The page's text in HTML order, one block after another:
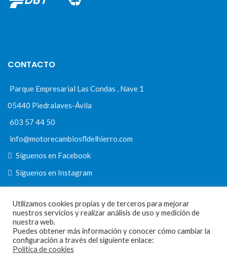
CONTACTO
Parque Empresarial Las Condas , Nave 1
05440 Piedralaves-Ávila
603 57 44 50
info@motorecambiosfldelhierro.com
Síguenos en Facebook
Síguenos en Instagram
NAVEGACIÓN
Inicio
Utilizamos cookies propias y de terceros para mejorar
nuestros servicios y realizar análisis de uso y medición de
nuestra web.
Puedes obtener más información y conocer cómo cambiar la
configuración a través del siguiente enlace:
Política de cookies